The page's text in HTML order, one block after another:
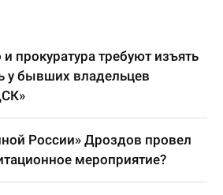
прокуратура требуют изъять
у бывших владельцев
России» Дроздов провел
мероприятие?